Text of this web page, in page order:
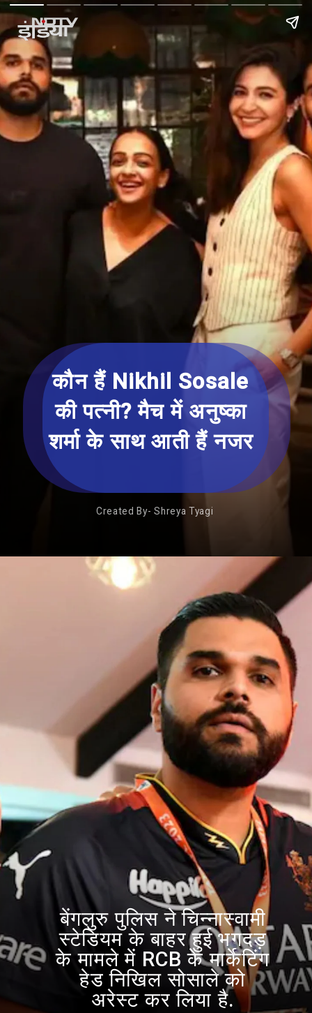
Created By- Shreya Tyagi
कौन हैं Nikhil Sosale
की पत्नी? मैच में अनुष्का
शर्मा के साथ आती हैं नजर
बेंगलुरु पुलिस ने चिन्नास्वामी
स्टेडियम के बाहर हुई भगदड़
के मामले में RCB के मार्केटिंग
हेड निखिल सोसाले को
अरेस्ट कर लिया है.